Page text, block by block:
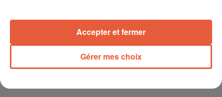
Gérer mes choix
Accepter et fermer